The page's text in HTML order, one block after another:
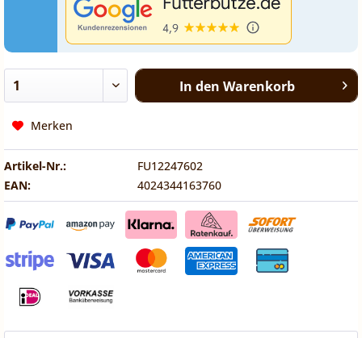
In den Warenkorb
Merken
Artikel-Nr.:
FU12247602
EAN:
4024344163760